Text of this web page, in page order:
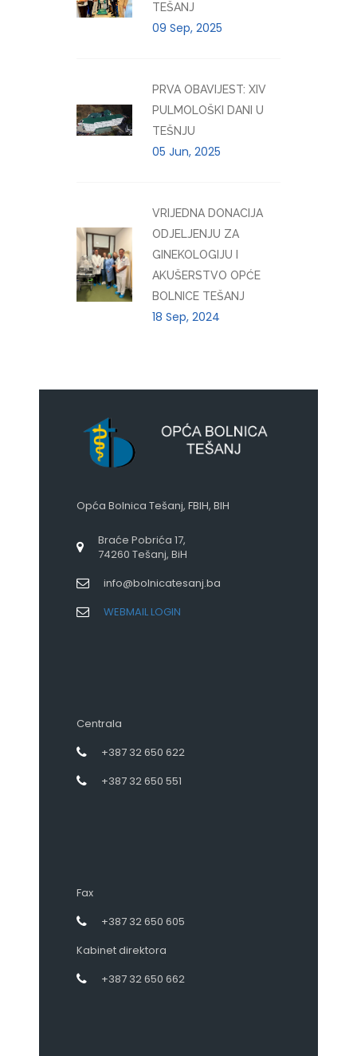
TEŠANJ
09 Sep, 2025
PRVA OBAVIJEST: XIV
PULMOLOŠKI DANI U
TEŠNJU
05 Jun, 2025
VRIJEDNA DONACIJA
ODJELJENJU ZA
GINEKOLOGIJU I
AKUŠERSTVO OPĆE
BOLNICE TEŠANJ
18 Sep, 2024
Opća Bolnica Tešanj, FBIH, BIH
Braće Pobrića 17,
74260 Tešanj, BiH
info@bolnicatesanj.ba
WEBMAIL LOGIN
Centrala
+387 32 650 622
+387 32 650 551
Fax
+387 32 650 605
Kabinet direktora
+387 32 650 662